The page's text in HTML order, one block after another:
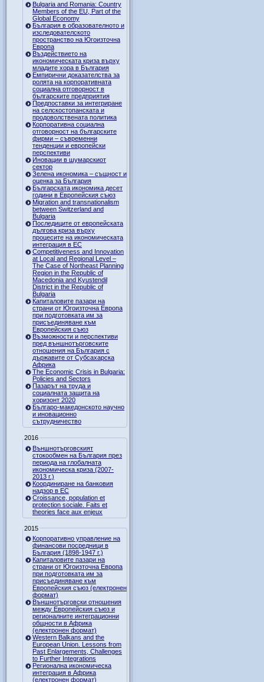
Bulgaria and Romania: Country
Members of the EU, Part of the
Global Economy
България в образователното и
изследователското
пространство на Югоизточна
Европа
Въздействието на
икономическата криза върху
младите хора в България
Емпирични доказателства за
ролята на корпоративната
социална отговорност в
българските предприятия
Предпоставки за интегриране
на селскостопанската и
продоволствената политика
Корпоративна социална
отговорност на българските
фирми – съвременни
тенденции и европейски
перспективи
Иновации в шумарскиот
сектор
Зелена икономика – същност и
оценка за България
Българската икономика десет
години в Европейския съюз
Migration and transnationalism
between Switzerland and
Bulgaria
Последиците от европейската
дългова криза върху
процесите на икономическата
интеграция в ЕС
Competitiveness and Innovation
at Local and Regional Level –
The Case of Northeast Planning
Region in the Republic of
Macedonia and Kyustendil
District in the Republic of
Bulgaria
Капиталовите пазари на
страни от Югоизточна Европа
при подготовката им за
присъединяване към
Европейския съюз
Възможности и перспективи
пред външнотърговските
отношения на България с
държавите от Субсахарска
Африка
The Economic Crisis in Bulgaria:
Policies and Sectors
Пазарът на труда и
социалната защита на
хоризонт 2020
Българо-македонското научно
и иновационно
сътрудничество
2016
Външнотърговският
стокообмен на България през
периода на глобалната
икономическа криза (2007-
2013 г.)
Координиране на банковия
надзор в ЕС
Croissance, population et
protection sociale. Faits et
theories face aux enjeux
2015
Корпоративно управление на
финансови посредници в
България (1898-1947 г.)
Капиталовите пазари на
страни от Югоизточна Европа
при подготовката им за
присъединяване към
Европейския съюз (електронен
формат)
Външнотърговски отношения
между Европейския съюз и
регионалните интеграционни
общности в Африка
(електронен формат)
Western Balkans and the
European Union. Lessons from
Past Enlargements, Challenges
to Further Integrations
Регионална икономическа
интеграция в Африка
(електронен формат)